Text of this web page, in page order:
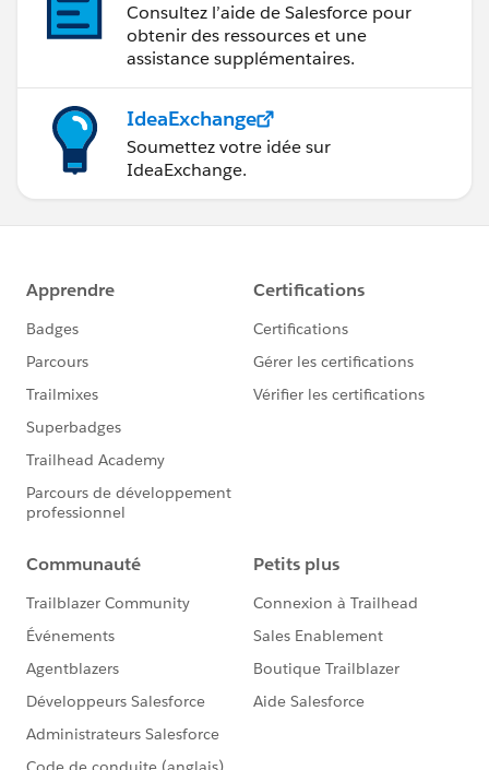
Consultez l’aide de Salesforce pour
obtenir des ressources et une
assistance supplémentaires.
IdeaExchange
Soumettez votre idée sur
IdeaExchange.